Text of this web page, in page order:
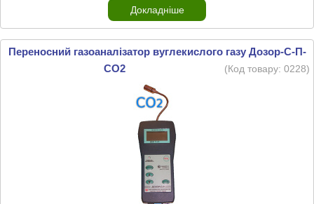
Докладніше
Переносний газоаналізатор вуглекислого газу Дозор-С-П-
CO2
(Код товару: 0228)